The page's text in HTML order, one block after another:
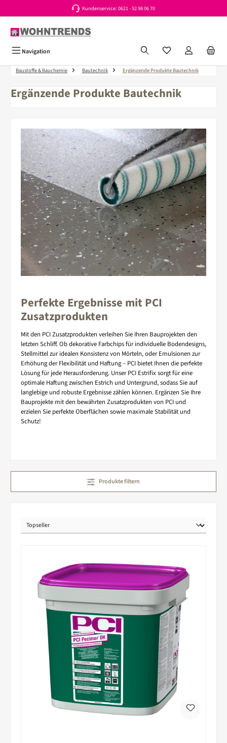
Kundenservice: 0621 - 52 98 06 70
Navigation Du hast 0 Produkte
Baustoffe & Bauchemie Bautechnik Ergänzende Produkte Bautechnik
Ergänzende Produkte Bautechnik
Perfekte Ergebnisse mit PCI
Zusatzprodukten
Mit den PCI Zusatzprodukten verleihen Sie Ihren Bauprojekten den
letzten Schliff. Ob dekorative Farbchips für individuelle Bodendesigns,
Stellmittel zur idealen Konsistenz von Mörteln, oder Emulsionen zur
Erhöhung der Flexibilität und Haftung – PCI bietet Ihnen die perfekte
Lösung für jede Herausforderung. Unser PCI Estrifix sorgt für eine
optimale Haftung zwischen Estrich und Untergrund, sodass Sie auf
langlebige und robuste Ergebnisse zählen können. Ergänzen Sie Ihre
Bauprojekte mit den bewährten Zusatzprodukten von PCI und
erzielen Sie perfekte Oberflächen sowie maximale Stabilität und
Schutz!
Produkte filtern